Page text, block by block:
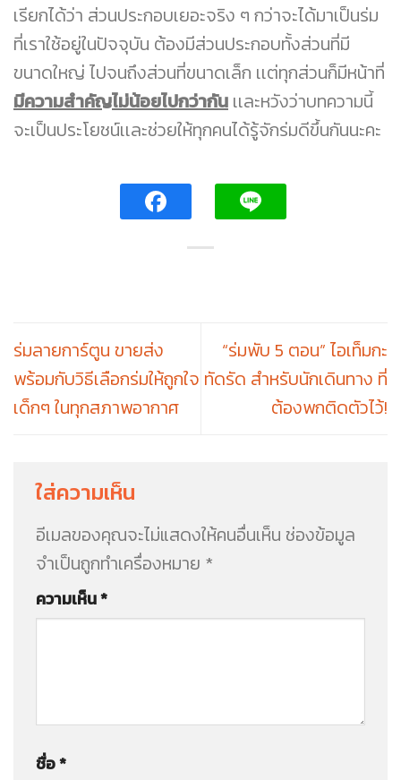
เรียกได้ว่า ส่วนประกอบเยอะจริง ๆ กว่าจะได้มาเป็นร่ม
ที่เราใช้อยู่ในปัจจุบัน ต้องมีส่วนประกอบทั้งส่วนที่มี
ขนาดใหญ่ ไปจนถึงส่วนที่ขนาดเล็ก เเต่ทุกส่วนก็มีหน้าที่
มีความสำคัญไม่น้อยไปกว่ากัน เเละหวังว่าบทความนี้
จะเป็นประโยชน์เเละช่วยให้ทุกคนได้รู้จักร่มดีขึ้นกันนะคะ
ร่มลายการ์ตูน ขายส่ง
พร้อมกับวิธีเลือกร่มให้ถูกใจ
เด็กๆ ในทุกสภาพอากาศ
“ร่มพับ 5 ตอน” ไอเท็มกะ
ทัดรัด สำหรับนักเดินทาง ที่
ต้องพกติดตัวไว้!
ใส่ความเห็น
อีเมลของคุณจะไม่แสดงให้คนอื่นเห็น ช่องข้อมูล
จำเป็นถูกทำเครื่องหมาย *
ความเห็น*
ชื่อ*